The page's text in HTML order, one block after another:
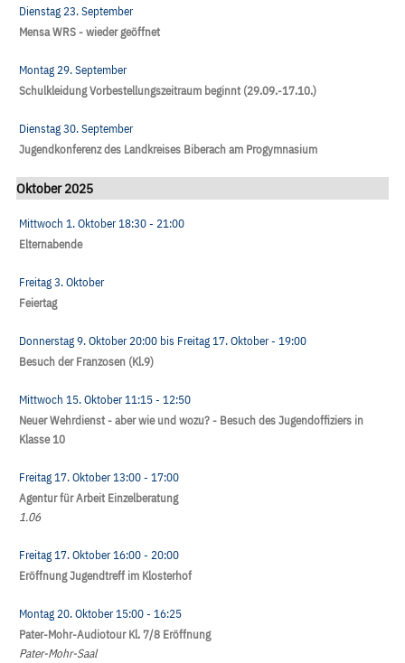
Dienstag 23. September
Mensa WRS - wieder geöffnet
Montag 29. September
Schulkleidung Vorbestellungszeitraum beginnt (29.09.-17.10.)
Dienstag 30. September
Jugendkonferenz des Landkreises Biberach am Progymnasium
Oktober 2025
Mittwoch 1. Oktober18:30- 21:00
Elternabende
Freitag 3. Oktober
Feiertag
Donnerstag 9. Oktober20:00 bis Freitag 17. Oktober- 19:00
Besuch der Franzosen (Kl.9)
Mittwoch 15. Oktober11:15- 12:50
Neuer Wehrdienst - aber wie und wozu? - Besuch des Jugendoffiziers in
Klasse 10
Freitag 17. Oktober13:00- 17:00
Agentur für Arbeit Einzelberatung
1.06
Freitag 17. Oktober16:00- 20:00
Eröffnung Jugendtreff im Klosterhof
Montag 20. Oktober15:00- 16:25
Pater-Mohr-Audiotour Kl. 7/8 Eröffnung
Pater-Mohr-Saal